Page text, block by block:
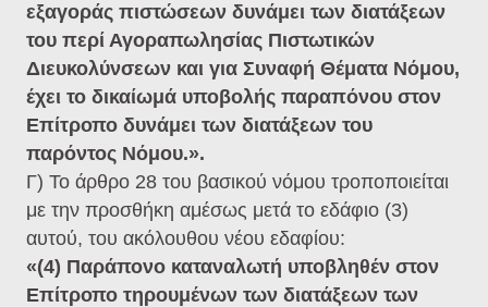
εξαγοράς πιστώσεων δυνάμει των διατάξεων
του περί Αγοραπωλησίας Πιστωτικών
Διευκολύνσεων και για Συναφή Θέματα Νόμου,
έχει το δικαίωμά υποβολής παραπόνου στον
Επίτροπο δυνάμει των διατάξεων του
παρόντος Νόμου.».
Γ) Το άρθρο 28 του βασικού νόμου τροποποιείται
με την προσθήκη αμέσως μετά το εδάφιο (3)
αυτού, του ακόλουθου νέου εδαφίου:
«(4) Παράπονο καταναλωτή υποβληθέν στον
Επίτροπο τηρουμένων των διατάξεων των